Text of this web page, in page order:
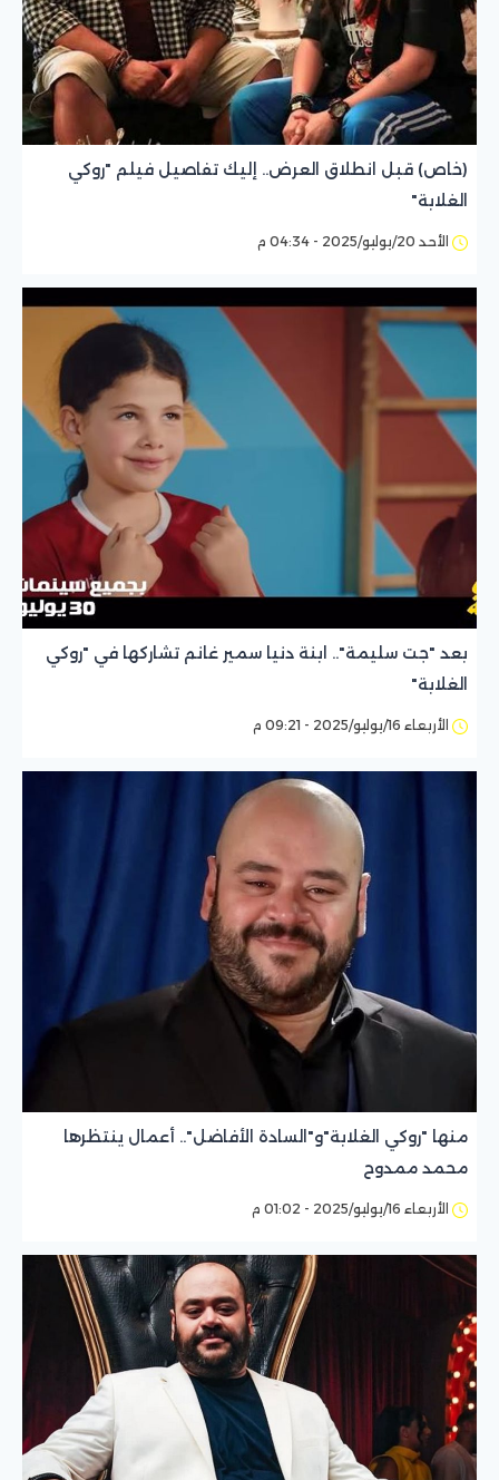
(خاص) قبل انطلاق العرض.. إليك تفاصيل فيلم "روكي
الغلابة"
الأحد 20/يوليو/2025 - 04:34 م
بعد "جت سليمة".. ابنة دنيا سمير غانم تشاركها في "روكي
الغلابة"
الأربعاء 16/يوليو/2025 - 09:21 م
منها "روكي الغلابة"و"السادة الأفاضل".. أعمال ينتظرها
محمد ممدوح
الأربعاء 16/يوليو/2025 - 01:02 م